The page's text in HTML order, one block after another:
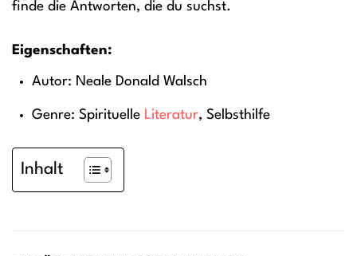
finde die Antworten, die du suchst.
Eigenschaften:
Autor: Neale Donald Walsch
Genre: Spirituelle Literatur, Selbsthilfe
Inhalt